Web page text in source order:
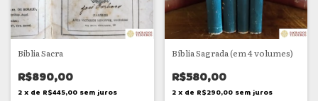
Biblia Sacra
R$890,00
2 x de R$445,00 sem juros
Bíblia Sagrada (em 4 volumes)
R$580,00
2 x de R$290,00 sem juros